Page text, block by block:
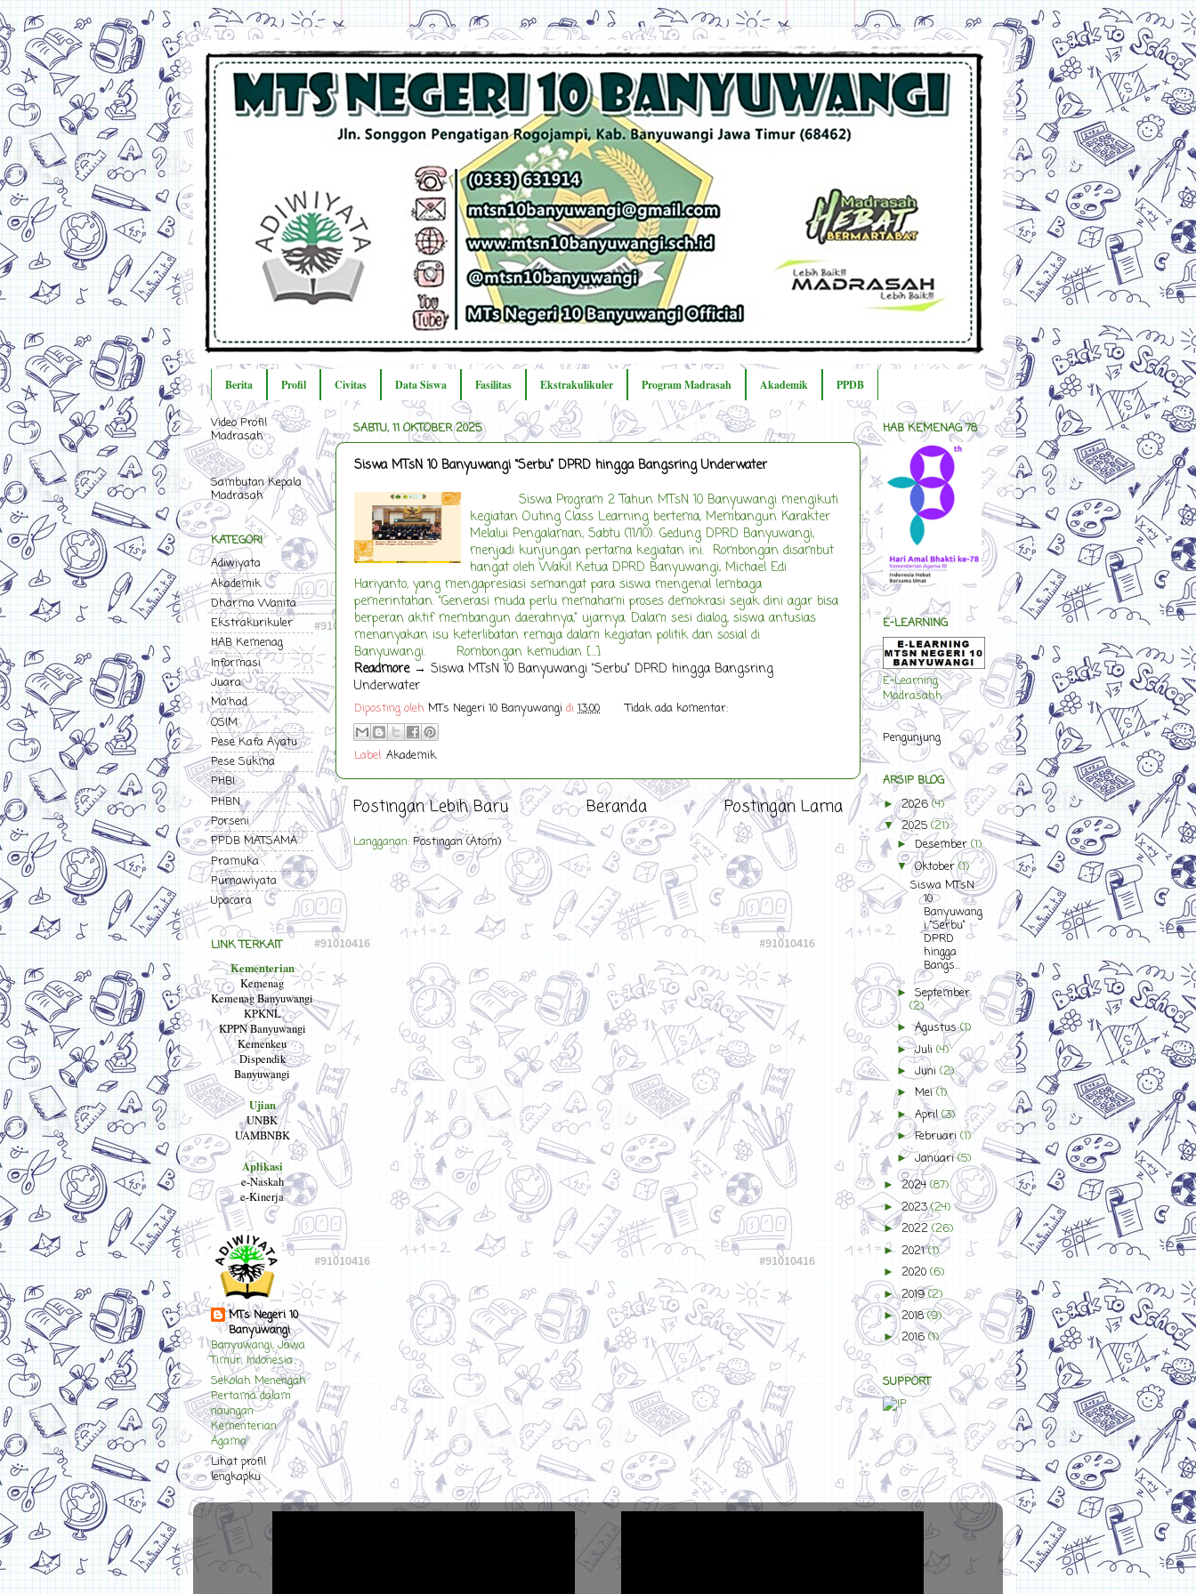
Berita Profil Civitas Data Siswa Fasilitas Ekstrakulikuler Program Madrasah Akademik PPDB
SABTU, 11 OKTOBER 2025
Siswa MTsN 10 Banyuwangi “Serbu” DPRD hingga Bangsring Underwater
Siswa Program 2 Tahun MTsN 10 Banyuwangi mengikuti
kegiatan Outing Class Learning bertema, Membangun Karakter
Melalui Pengalaman, Sabtu (11/10). Gedung DPRD Banyuwangi,
menjadi kunjungan pertama kegiatan ini. Rombongan disambut
hangat oleh Wakil Ketua DPRD Banyuwangi, Michael Edi
Hariyanto, yang mengapresiasi semangat para siswa mengenal lembaga
pemerintahan. “Generasi muda perlu memahami proses demokrasi sejak dini agar bisa
berperan aktif membangun daerahnya,” ujarnya. Dalam sesi dialog, siswa antusias
menanyakan isu keterlibatan remaja dalam kegiatan politik dan sosial di
Banyuwangi. Rombongan kemudian [...]
Readmore→ Siswa MTsN 10 Banyuwangi “Serbu” DPRD hingga Bangsring
Underwater
Diposting oleh MTs Negeri 10 Banyuwangi di 13:00 Tidak ada komentar:
Label: Akademik
Postingan Lebih Baru Postingan Lama
Beranda
Langganan: Postingan (Atom)
Video Profil
Madrasah
Sambutan Kepala
Madrasah
KATEGORI
Adiwiyata
Akademik
Dharma Wanita
Ekstrakurikuler
HAB Kemenag
Informasi
Juara
Ma'had
OSIM
Pese Kafa Ayatu
Pese Sukma
PHBI
PHBN
Porseni
PPDB MATSAMA
Pramuka
Purnawiyata
Upacara
LINK TERKAIT
Kementerian
Kemenag
Kemenag Banyuwangi
KPKNL
KPPN Banyuwangi
Kemenkeu
Dispendik
Banyuwangi
Ujian
UNBK
UAMBNBK
Aplikasi
e-Naskah
e-Kinerja
MTs Negeri 10
Banyuwangi
Banyuwangi, Jawa
Timur, Indonesia
Sekolah Menengah
Pertama dalam
naungan
Kementerian
Agama
Lihat profil
lengkapku
HAB KEMENAG 78
E-LEARNING
E-Learning
Madrasahh
Pengunjung
ARSIP BLOG
►2026(4)
▼ 2025 (21)
►Desember(1)
▼Oktober(1)
Siswa MTsN
10
Banyuwang
i “Serbu”
DPRD
hingga
Bangs...
►September
(2)
►Agustus(1)
►Juli(4)
►Juni(2)
►Mei(1)
►April(3)
►Februari(1)
►Januari(5)
►2024 (87)
►2023(24)
►2022(26)
► 2021(1)
► 2020 (6)
►2019(2)
►2018(9)
►2016(1)
SUPPORT